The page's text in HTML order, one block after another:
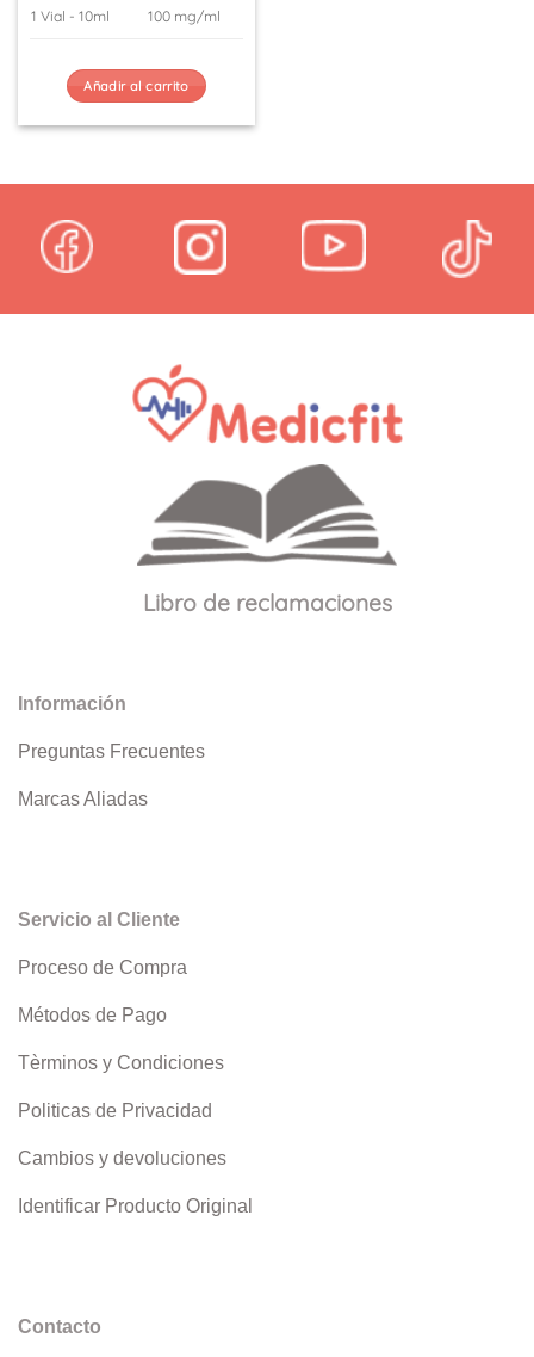
1 Vial - 10ml 100 mg/ml
Añadir al carrito
Libro de reclamaciones
Información
Preguntas Frecuentes
Marcas Aliadas
Servicio al Cliente
Proceso de Compra
Métodos de Pago
Tèrminos y Condiciones
Politicas de Privacidad
Cambios y devoluciones
Identificar Producto Original
Contacto